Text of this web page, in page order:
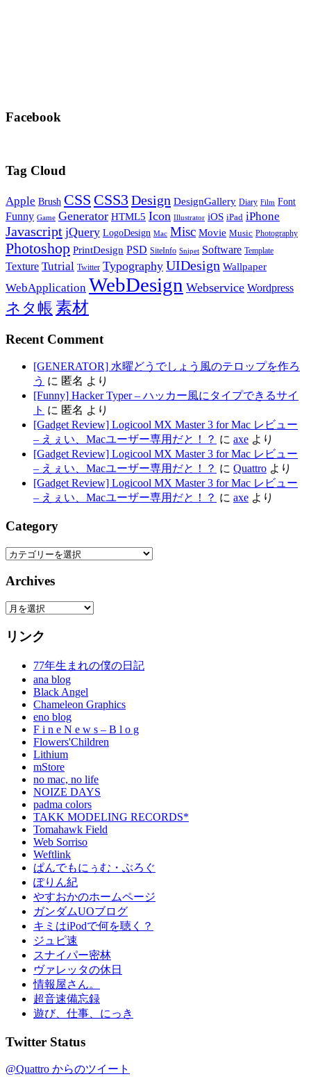
Facebook
Tag Cloud
Apple Brush CSS CSS3 Design DesignGallery Diary Film Font
Funny Game Generator HTML5 Icon Illustrator iOS iPad iPhone
Javascript jQuery LogoDesign Mac Misc Movie Music Photography
Photoshop PrintDesign PSD SiteInfo Snipet Software Template
Texture Tutrial Twitter Typography UIDesign Wallpaper
WebApplication WebDesign Webservice Wordpress
ネタ帳 素材
Recent Comment
[GENERATOR] 水曜どうでしょう風のテロップを作ろ
う に 匿名 より
[Funny] Hacker Typer – ハッカー風にタイプできるサイ
ト に 匿名 より
[Gadget Review] Logicool MX Master 3 for Mac レビュー
– えぇい、Macユーザー専用だと！？ に axe より
[Gadget Review] Logicool MX Master 3 for Mac レビュー
– えぇい、Macユーザー専用だと！？ に Quattro より
[Gadget Review] Logicool MX Master 3 for Mac レビュー
– えぇい、Macユーザー専用だと！？ に axe より
Category
Category
Archives
Archives
リンク
77年生まれの僕の日記
ana blog
Black Angel
Chameleon Graphics
eno blog
F i n e N e w s – B l o g
Flowers'Children
Lithium
mStore
no mac, no life
NOIZE DAYS
padma colors
TAKK MODELING RECORDS*
Tomahawk Field
Web Sorriso
Weftlink
ぱんでもにぅむ・ぶろぐ
ぽりん紀
やすおかのホームページ
ガンダムUOブログ
キミはiPodで何を聴く？
ジュピ速
スナイパー密林
ヴァレッタの休日
情報屋さん。
超音速備忘録
遊び、仕事、にっき
Twitter Status
@Quattro からのツイート